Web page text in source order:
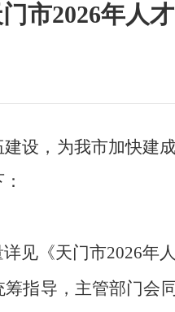
市2026年人
设，为我市加快建
见《天门市2026年
指导，主管部门会